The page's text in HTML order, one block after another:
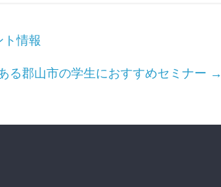
情報
る郡山市の学生におすすめセミナー →